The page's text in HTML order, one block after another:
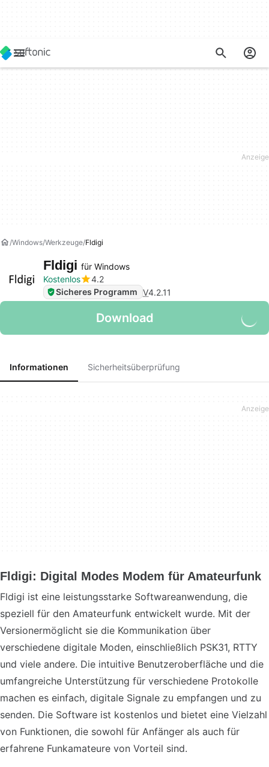
Windows Werkzeuge Fldigi
Fldigi für Windows
Kostenlos
4.2
Sicheres Programm V4.2.11
Download
Informationen Sicherheitsüberprüfung
Fldigi: Digital Modes Modem für Amateurfunk
Fldigi ist eine leistungsstarke Softwareanwendung, die
speziell für den Amateurfunk entwickelt wurde. Mit der
Versionermöglicht sie die Kommunikation über
verschiedene digitale Moden, einschließlich PSK31, RTTY
und viele andere. Die intuitive Benutzeroberfläche und die
umfangreiche Unterstützung für verschiedene Protokolle
machen es einfach, digitale Signale zu empfangen und zu
senden. Die Software ist kostenlos und bietet eine Vielzahl
von Funktionen, die sowohl für Anfänger als auch für
erfahrene Funkamateure von Vorteil sind.